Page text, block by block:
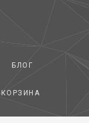
БЛОГ
КОРЗИНА